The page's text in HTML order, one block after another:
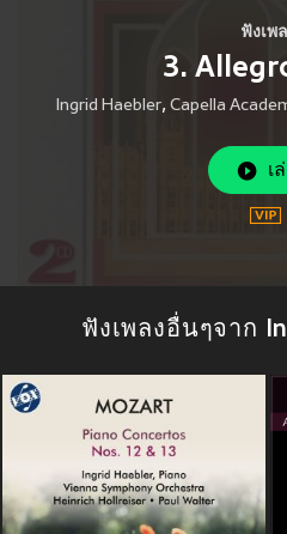
ฟังเพ
3.
Ingrid Haebler, Capella
เ
ฟังเพลงอื่นๆจาก